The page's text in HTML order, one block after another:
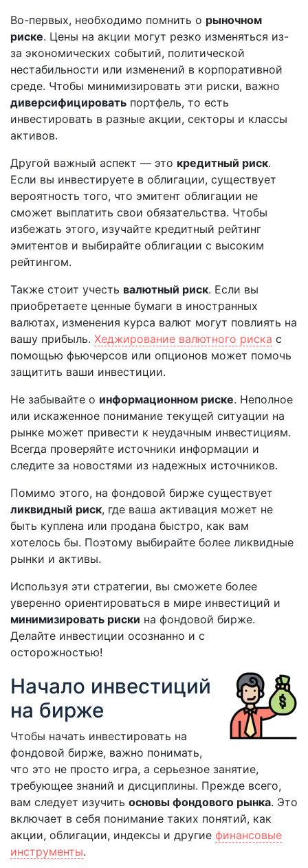
Во-первых, необходимо помнить о рыночном
риске. Цены на акции могут резко изменяться из-
за экономических событий, политической
нестабильности или изменений в корпоративной
среде. Чтобы минимизировать эти риски, важно
диверсифицировать портфель, то есть
инвестировать в разные акции, секторы и классы
активов.
Другой важный аспект — это кредитный риск.
Если вы инвестируете в облигации, существует
вероятность того, что эмитент облигации не
сможет выплатить свои обязательства. Чтобы
избежать этого, изучайте кредитный рейтинг
эмитентов и выбирайте облигации с высоким
рейтингом.
Также стоит учесть валютный риск. Если вы
приобретаете ценные бумаги в иностранных
валютах, изменения курса валют могут повлиять на
вашу прибыль. Хеджирование валютного риска с
помощью фьючерсов или опционов может помочь
защитить ваши инвестиции.
Не забывайте о информационном риске. Неполное
или искаженное понимание текущей ситуации на
рынке может привести к неудачным инвестициям.
Всегда проверяйте источники информации и
следите за новостями из надежных источников.
Помимо этого, на фондовой бирже существует
ликвидный риск, где ваша активация может не
быть куплена или продана быстро, как вам
хотелось бы. Поэтому выбирайте более ликвидные
рынки и активы.
Используя эти стратегии, вы сможете более
уверенно ориентироваться в мире инвестиций и
минимизировать риски на фондовой бирже.
Делайте инвестиции осознанно и с
осторожностью!
Начало инвестиций
на бирже
Чтобы начать инвестировать на
фондовой бирже, важно понимать,
что это не просто игра, а серьезное занятие,
требующее знаний и дисциплины. Прежде всего,
вам следует изучить основы фондового рынка. Это
включает в себя понимание таких понятий, как
акции, облигации, индексы и другие финансовые
инструменты.